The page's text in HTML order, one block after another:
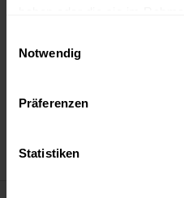
Notwendig
Präferenzen
Statistiken